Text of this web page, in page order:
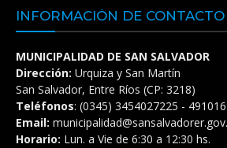
INFORMACIÓN DE CONTACTO
MUNICIPALIDAD DE SAN SALVADOR
Dirección: Urquiza y San Martín
San Salvador, Entre Ríos (CP: 3218)
Teléfonos: (0345) 3454027225 -
Email:
Horario: Lun. a Vie de 6:30 a 12:30 hs.